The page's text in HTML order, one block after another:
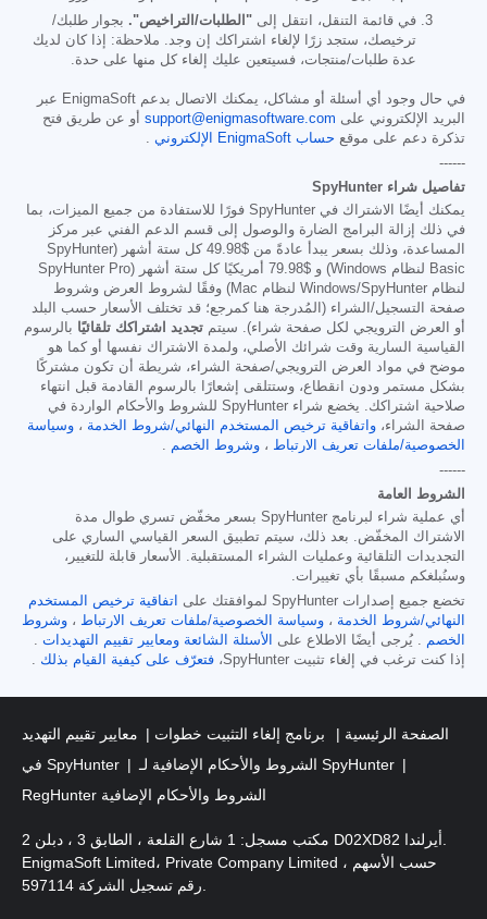
في قائمة التنقل، انتقل إلى "الطلبات/التراخيص". بجوار طلبك/
ترخيصك، ستجد زرًا لإلغاء اشتراكك إن وجد. ملاحظة: إذا كان لديك
عدة طلبات/منتجات، فسيتعين عليك إلغاء كل منها على حدة.
في حال وجود أي أسئلة أو مشاكل، يمكنك الاتصال بدعم EnigmaSoft عبر
البريد الإلكتروني على support@enigmasoftware.com أو عن طريق فتح
تذكرة دعم على موقع حساب EnigmaSoft الإلكتروني
.
------
تفاصيل شراء SpyHunter
يمكنك أيضًا الاشتراك في SpyHunter فورًا للاستفادة من جميع الميزات، بما
في ذلك إزالة البرامج الضارة والوصول إلى قسم الدعم الفني عبر مركز
المساعدة، وذلك بسعر يبدأ عادةً من $49.98
كل ستة أشهر (SpyHunter
Basic لنظام Windows) و
$79.98
أمريكيًا كل ستة أشهر (SpyHunter Pro
لنظام Windows/SpyHunter لنظام Mac) وفقًا لشروط العرض وشروط
صفحة التسجيل/الشراء (المُدرجة هنا كمرجع؛ قد تختلف الأسعار حسب البلد
أو العرض الترويجي لكل صفحة شراء). سيتم تجديد اشتراكك تلقائيًا بالرسوم
القياسية السارية وقت شرائك الأصلي، ولمدة الاشتراك نفسها أو كما هو
موضح في مواد العرض الترويجي/صفحة الشراء، شريطة أن تكون مشتركًا
بشكل مستمر ودون انقطاع، وستتلقى إشعارًا بالرسوم القادمة قبل انتهاء
صلاحية اشتراكك. يخضع شراء SpyHunter للشروط والأحكام الواردة في
صفحة الشراء، واتفاقية ترخيص المستخدم النهائي/شروط الخدمة ، وسياسة
الخصوصية/ملفات تعريف الارتباط ، وشروط الخصم .
------
الشروط العامة
أي عملية شراء لبرنامج SpyHunter بسعر مخفّض تسري طوال مدة
الاشتراك المخفّض. بعد ذلك، سيتم تطبيق السعر القياسي الساري على
التجديدات التلقائية وعمليات الشراء المستقبلية. الأسعار قابلة للتغيير،
وسنُبلغكم مسبقًا بأي تغييرات.
تخضع جميع إصدارات SpyHunter لموافقتك على
اتفاقية ترخيص المستخدم
النهائي/شروط الخدمة ، وسياسة الخصوصية/ملفات تعريف الارتباط ، وشروط
الخصم . يُرجى أيضًا الاطلاع على الأسئلة الشائعة ومعايير تقييم التهديدات .
إذا كنت ترغب في إلغاء تثبيت SpyHunter،
فتعرّف على كيفية القيام بذلك .
الصفحة الرئيسية برنامج إلغاء التثبيت خطوات
معايير تقييم التهديد
في SpyHunter
الشروط والأحكام الإضافية لـ SpyHunter
RegHunter الشروط والأحكام الإضافية
EnigmaSoft Limited، Private Company Limited حسب الأسهم ،